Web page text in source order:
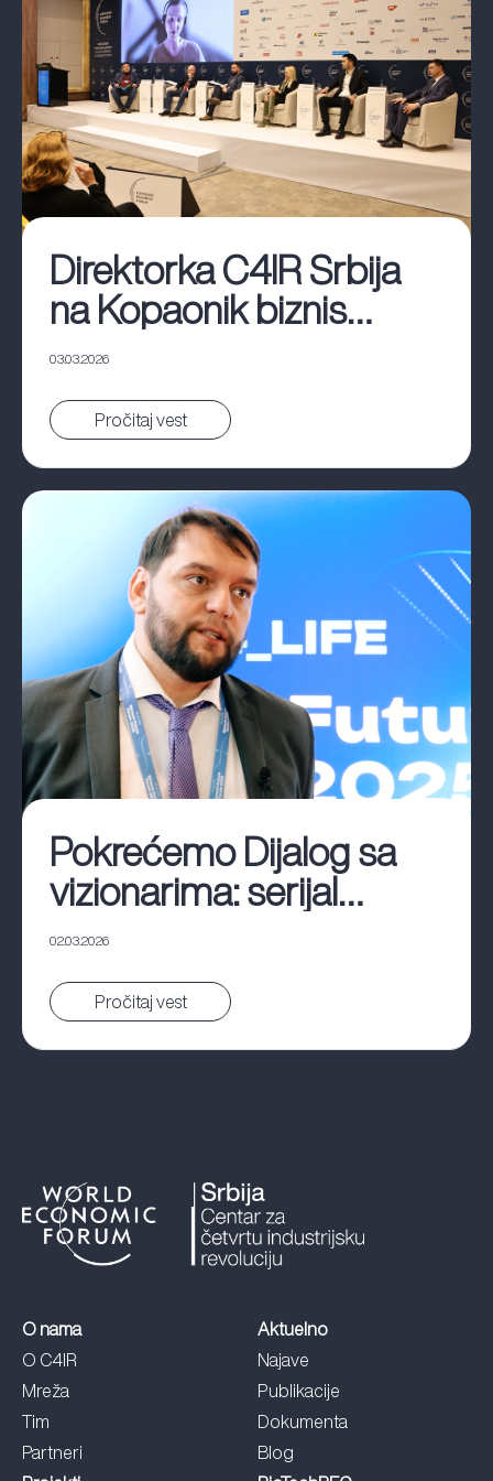
Direktorka C4IR Srbija
na Kopaonik biznis
forumu
03.03.2026
Pročitaj vest
Pokrećemo Dijalog sa
vizionarima: serijal
podkasta sa
konferencije Biotech
Future Forum 2025
02.03.2026
Pročitaj vest
O nama
O C4IR
Mreža
Tim
Partneri
Aktuelno
Najave
Publikacije
Dokumenta
Blog